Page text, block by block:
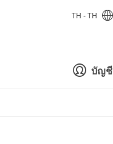
บัญชี
TH - TH